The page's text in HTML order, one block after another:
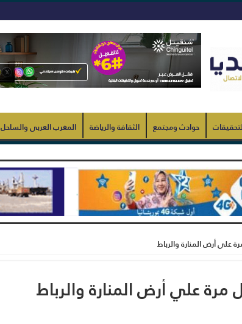
حوادث ومجتمع الثقافة والرياضة المغرب العربي والساحل
أرض المنارة والرباط
علي أرض المنارة والرباط